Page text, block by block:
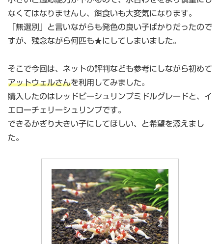
なくてはなりませんし、餌食いも大変気になります。
「無選別」と言いながらも発色の良い子ばかりだったので
すが、残念ながら何匹も★にしてしまいました。
そこで今回は、ネットの評判なども参考にしながら初めて
アットウェルさんを利用してみました。
購入したのはレッドビーシュリンプミドルグレードと、イ
エローチェリーシュリンプです。
できるかぎり大きい子にしてほしい、と希望を添えまし
た。